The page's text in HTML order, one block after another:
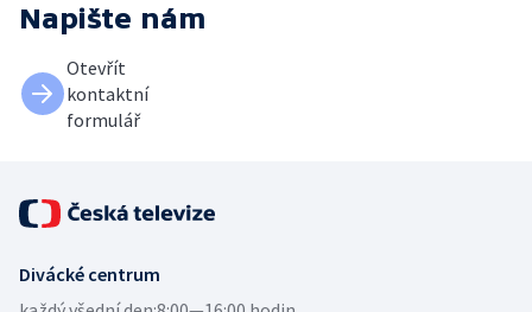
Napište nám
Otevřít
kontaktní
formulář
Divácké centrum